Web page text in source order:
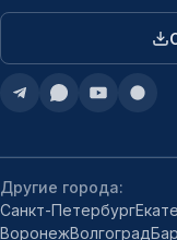
Другие города:
Санкт-Петербург
ВоронежВолгоград